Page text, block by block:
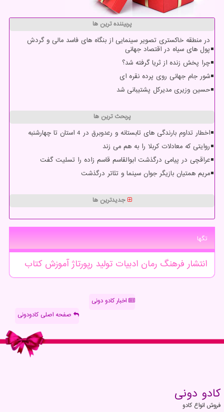
پربیننده ترین ها
در منطقه خاکستری تصویر سینمایی از بنگاه های فاسد مالی و گردش
پول های سیاه در اقتصاد جهانی
چرا پخش زنده از ثریا گرفته شد؟
شور جام جهانی روی پرده نقره ای
حسین وزیری مدیرکل پشتیبانی شد
پربحث ترین ها
اخطار تداوم بارندگی های تابستانه و رعدوبرق در 4 استان تا چهارشنبه
روایتی که معادلات کربلا را به هم می زند
عراقچی در پیامی درگذشت ابوالقاسم قاسم زاده را تسلیت گفت
مریم همتیان بازیگر جوان سینما و تئاتر درگذشت
جدیدترین ها
تگها
انتشار فرهنگ رمان ادبیات تولید رپورتاژآموزشكتاب
اخبار کادو دونی
صفحه اصلی کادودونی
كادو دونی
فروش انواع کادو